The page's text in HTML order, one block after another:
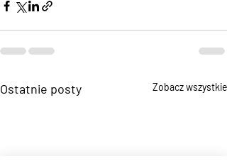
Ostatnie posty Zobacz wszystkie